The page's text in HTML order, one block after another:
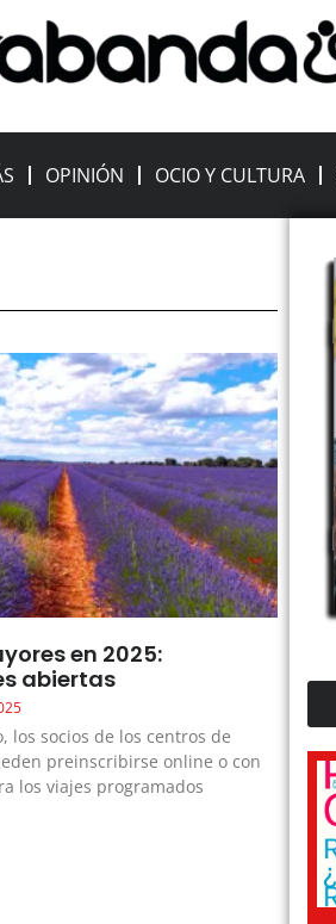
OPINIÓN OCIO Y CULTURA
en 2025:
abiertas
los socios de los centros de
preinscribirse online o con
los viajes programados